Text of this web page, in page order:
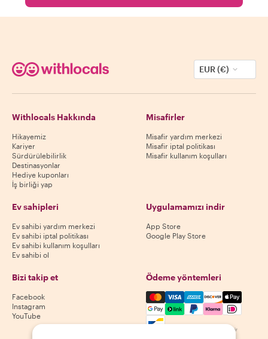
EUR (€)
Withlocals Hakkında
Hikayemiz
Kariyer
Sürdürülebilirlik
Destinasyonlar
Hediye kuponları
İş birliği yap
Misafirler
Misafir yardım merkezi
Misafir iptal politikası
Misafir kullanım koşulları
Ev sahipleri
Ev sahibi yardım merkezi
Ev sahibi iptal politikası
Ev sahibi kullanım koşulları
Ev sahibi ol
Uygulamamızı indir
App Store
Google Play Store
Bizi takip et
Facebook
Instagram
YouTube
Ödeme yöntemleri
Mastercard, Visa, Amex,
Kullanılabilirlik destinasyona göre değişir